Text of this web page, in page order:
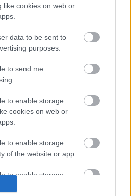
like cookies on web or
data to be sent to
purposes.
to send me
to enable storage
cookies on web or
to enable storage
of the website or app.
to enable storage
a Fehérvár junior
tesztel a Dab.Docler
női bajnokság